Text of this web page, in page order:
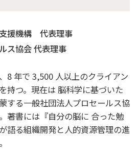
援機構 代表理事
ス協会 代表理事
8 年で 3,500 人以上のクライアン
持つ。現在は 脳科学に基づいた
する一般社団法人プロセールス協
著書には『自分の脳に 合った勉
語る組織開発と人的資源管理の進